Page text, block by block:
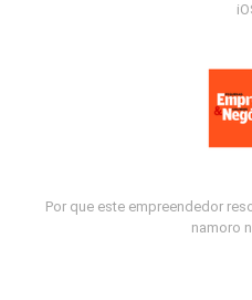
Por que este empreendedor
namoro